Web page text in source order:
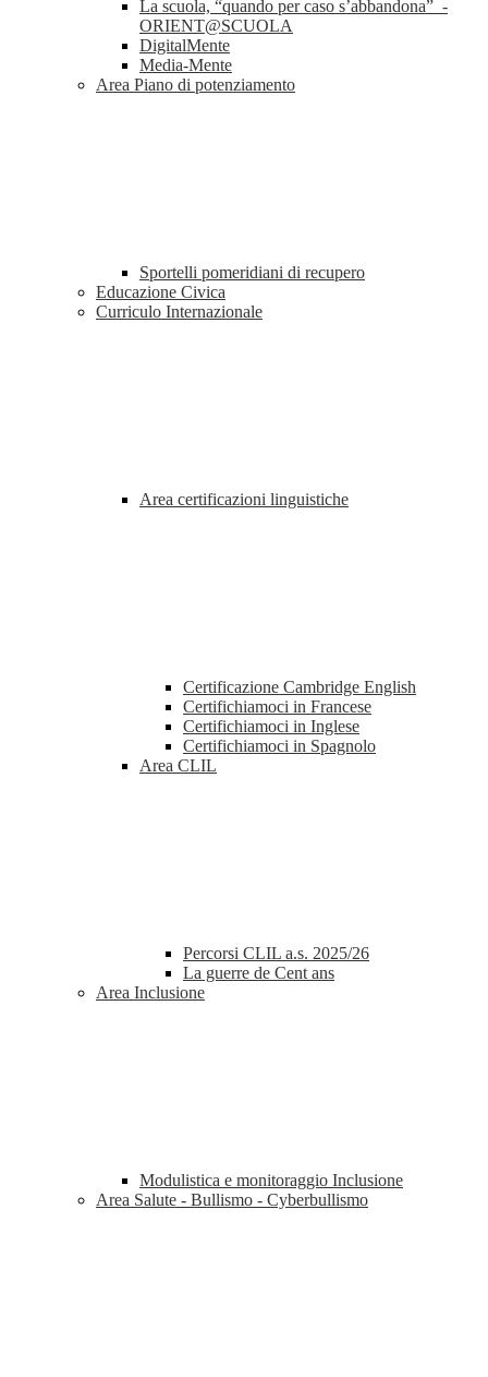
La scuola, “quando per caso s’abbandona” -
ORIENT@SCUOLA
DigitalMente
Media-Mente
Area Piano di potenziamento
Sportelli pomeridiani di recupero
Educazione Civica
Curriculo Internazionale
Area certificazioni linguistiche
Certificazione Cambridge English
Certifichiamoci in Francese
Certifichiamoci in Inglese
Certifichiamoci in Spagnolo
Area CLIL
Percorsi CLIL a.s. 2025/26
La guerre de Cent ans
Area Inclusione
Modulistica e monitoraggio Inclusione
Area Salute - Bullismo - Cyberbullismo